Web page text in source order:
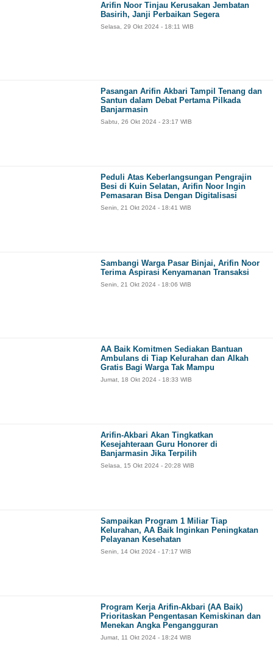
Arifin Noor Tinjau Kerusakan Jembatan
Basirih, Janji Perbaikan Segera
Selasa, 29 Okt 2024 - 18:11 WIB
Pasangan Arifin Akbari Tampil Tenang dan
Santun dalam Debat Pertama Pilkada
Banjarmasin
Sabtu, 26 Okt 2024 - 23:17 WIB
Peduli Atas Keberlangsungan Pengrajin
Besi di Kuin Selatan, Arifin Noor Ingin
Pemasaran Bisa Dengan Digitalisasi
Senin, 21 Okt 2024 - 18:41 WIB
Sambangi Warga Pasar Binjai, Arifin Noor
Terima Aspirasi Kenyamanan Transaksi
Senin, 21 Okt 2024 - 18:06 WIB
AA Baik Komitmen Sediakan Bantuan
Ambulans di Tiap Kelurahan dan Alkah
Gratis Bagi Warga Tak Mampu
Jumat, 18 Okt 2024 - 18:33 WIB
Arifin-Akbari Akan Tingkatkan
Kesejahteraan Guru Honorer di
Banjarmasin Jika Terpilih
Selasa, 15 Okt 2024 - 20:28 WIB
Sampaikan Program 1 Miliar Tiap
Kelurahan, AA Baik Inginkan Peningkatan
Pelayanan Kesehatan
Senin, 14 Okt 2024 - 17:17 WIB
Program Kerja Arifin-Akbari (AA Baik)
Prioritaskan Pengentasan Kemiskinan dan
Menekan Angka Pengangguran
Jumat, 11 Okt 2024 - 18:24 WIB